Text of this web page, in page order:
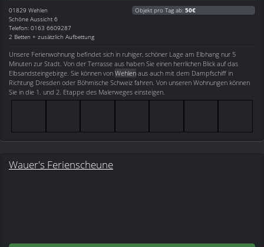
01829 Wehlen
Schöne Aussicht 6
Telefon: 0163 6609287
2 Betten + zusätzlich Aufbettung
Objekt pro Tag ab: 50€
Unsere Ferienwohnung befindet sich in ruhiger, schöner Lage am Elbhang nur 5
Minuten zur Stadt. Von der Terrasse aus haben Sie einen herrlichen Blick auf das
Elbsandsteingebirge. Sie können von Wehlen aus auch mit dem Dampfschiff in
Richtung Dresden oder Böhmische Schweiz fahren. Von unseren Wohnungen können
Sie in die 1. und 2. Etappe des Malerweges einsteigen.
Wauer's Ferienscheune